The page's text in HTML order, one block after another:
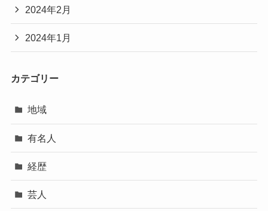
2024年2月
2024年1月
カテゴリー
地域
有名人
経歴
芸人